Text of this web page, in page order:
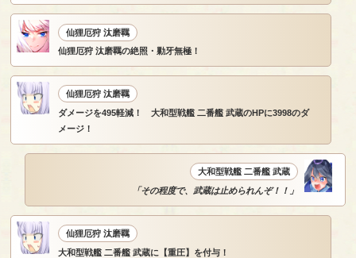
仙狸厄狩 汰磨羈
仙狸厄狩 汰磨羈の絶照・勦牙無極！
仙狸厄狩 汰磨羈
ダメージを495軽減！ 大和型戦艦 二番艦 武蔵のHPに3998のダ
メージ！
大和型戦艦 二番艦 武蔵
「その程度で、武蔵は止められんぞ！！」
仙狸厄狩 汰磨羈
大和型戦艦 二番艦 武蔵に【重圧】を付与！